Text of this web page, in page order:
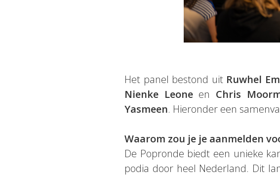
Het panel bestond uit Ruwhel
Nienke Leoneen Chris
Yasmeen. Hieronder een
Waarom zou je je aanmelden
De Popronde biedt een unieke
podia door heel Nederland. Dit